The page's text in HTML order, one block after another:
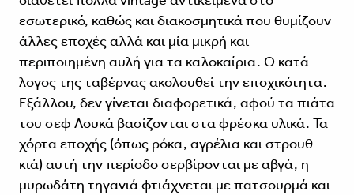
εσωτερικό, καθώς και διακοσμητικά που θυμίζουν
άλλες εποχές αλλά και μία μικρή και
περιποιημένη αυλή για τα καλοκαίρια. Ο κατά­
λογος της ταβέρνας ακολουθεί την εποχικότητα.
Εξάλλου, δεν γίνεται διαφορετικά, αφού τα πιάτα
του σεφ Λουκά βασίζονται στα φρέσκα υλικά. Τα
χόρτα εποχής (όπως ρόκα, αγρέλια και στρουθ­
κιά) αυτή την περίοδο σερβίρονται με αβγά, η
μυρωδάτη τηγανιά φτιάχνεται με πατσουρμά και